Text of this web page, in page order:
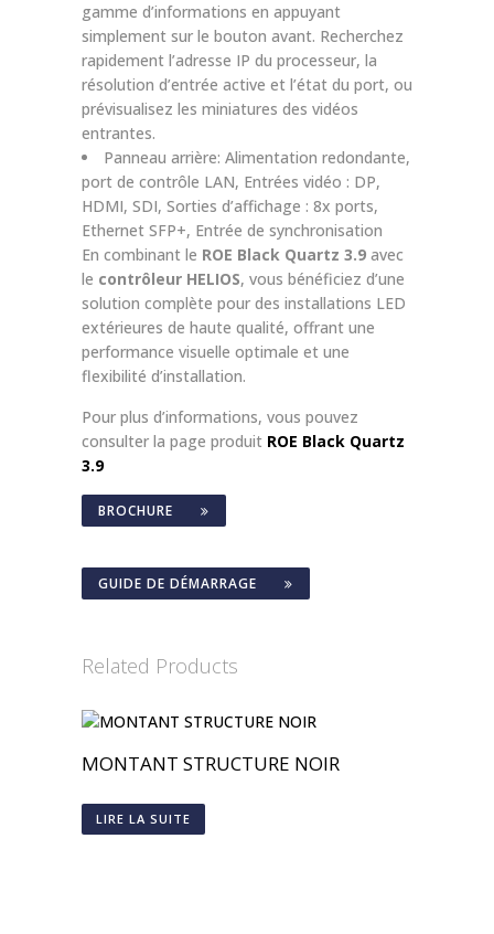
gamme d’informations en appuyant
simplement sur le bouton avant. Recherchez
rapidement l’adresse IP du processeur, la
résolution d’entrée active et l’état du port, ou
prévisualisez les miniatures des vidéos
entrantes.
Panneau arrière: Alimentation redondante,
port de contrôle LAN, Entrées vidéo : DP,
HDMI, SDI, Sorties d’affichage : 8x ports,
Ethernet SFP+, Entrée de synchronisation
En combinant le ROE Black Quartz 3.9 avec
le contrôleur HELIOS, vous bénéficiez d’une
solution complète pour des installations LED
extérieures de haute qualité, offrant une
performance visuelle optimale et une
flexibilité d’installation.
Pour plus d’informations, vous pouvez
consulter la page produit ROE Black Quartz
3.9
BROCHURE
GUIDE DE DÉMARRAGE
Related Products
MONTANT STRUCTURE NOIR
LIRE LA SUITE